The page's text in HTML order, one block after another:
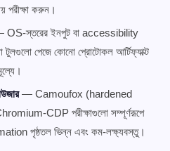
পরীক্ষা করুন।
স্তরের ইনপুট বা accessibility
টুলগুলো পেজে কোনো প্রোটোকল আর্টিফ্যাক্ট
— Camoufox (hardened
CDP পরীক্ষাগুলো সম্পূর্ণরূপে
পৃষ্ঠতল ভিন্ন এবং কম-লক্ষ্যবস্তু।